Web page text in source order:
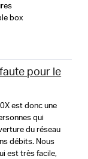
en temps réel
box
pour le
est donc une
qui
du réseau
débits. Nous
est très facile,